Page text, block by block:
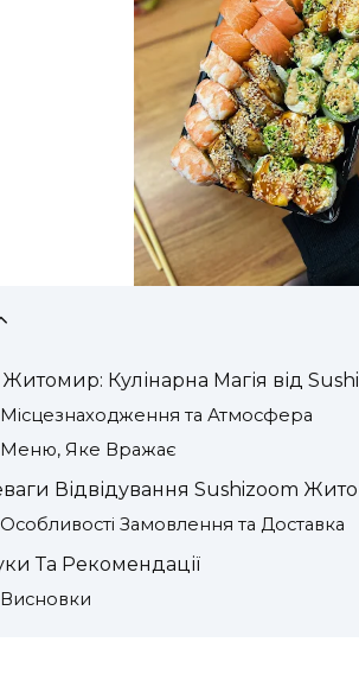
Кулінарна Магія від
Місцезнаходження та Атмосфера
Меню, Яке Вражає
Відвідування Sushizoom
Особливості Замовлення та Доставка
Та Рекомендації
Висновки